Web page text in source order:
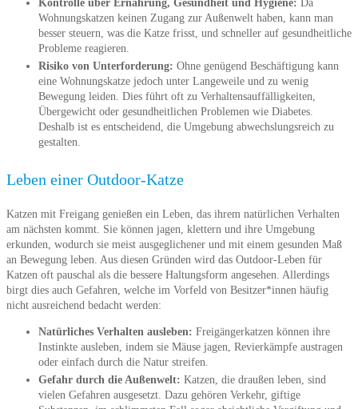
Kontrolle über Ernährung, Gesundheit und Hygiene: Da
Wohnungskatzen keinen Zugang zur Außenwelt haben, kann man
besser steuern, was die Katze frisst, und schneller auf gesundheitliche
Probleme reagieren.
Risiko von Unterforderung: Ohne genügend Beschäftigung kann
eine Wohnungskatze jedoch unter Langeweile und zu wenig
Bewegung leiden. Dies führt oft zu Verhaltensauffälligkeiten,
Übergewicht oder gesundheitlichen Problemen wie Diabetes.
Deshalb ist es entscheidend, die Umgebung abwechslungsreich zu
gestalten.
Leben einer Outdoor-Katze
Katzen mit Freigang genießen ein Leben, das ihrem natürlichen Verhalten
am nächsten kommt. Sie können jagen, klettern und ihre Umgebung
erkunden, wodurch sie meist ausgeglichener und mit einem gesunden Maß
an Bewegung leben. Aus diesen Gründen wird das Outdoor-Leben für
Katzen oft pauschal als die bessere Haltungsform angesehen. Allerdings
birgt dies auch Gefahren, welche im Vorfeld von Besitzer*innen häufig
nicht ausreichend bedacht werden:
Natürliches Verhalten ausleben: Freigängerkatzen können ihre
Instinkte ausleben, indem sie Mäuse jagen, Revierkämpfe austragen
oder einfach durch die Natur streifen.
Gefahr durch die Außenwelt: Katzen, die draußen leben, sind
vielen Gefahren ausgesetzt. Dazu gehören Verkehr, giftige